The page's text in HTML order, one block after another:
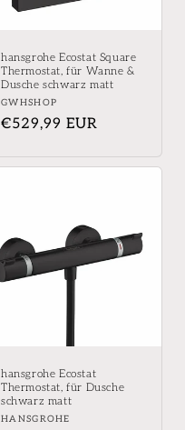
hansgrohe Ecostat Square
Thermostat, für Wanne &
Dusche schwarz matt
Anbieter:
GWHSHOP
Normaler
€529,99 EUR
hansgrohe Ecostat
Thermostat, für Dusche
schwarz matt
Anbieter:
HANSGROHE